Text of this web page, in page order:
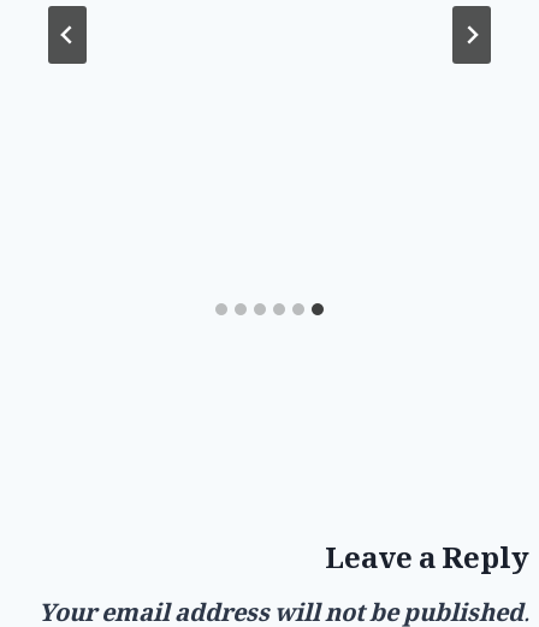
Leave a Reply
Your email address will not be published.